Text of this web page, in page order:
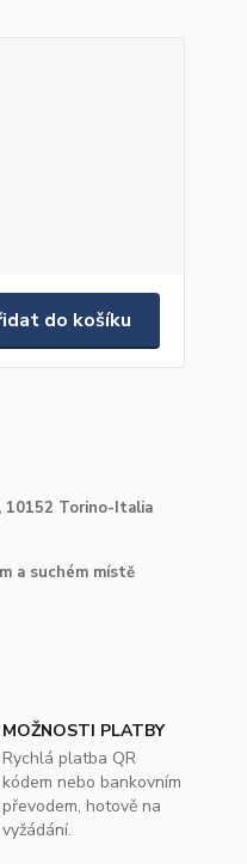
do košíku
10152 Torino-Italia
a suchém místě
MOŽNOSTI PLATBY
Rychlá platba QR
kódem nebo bankovním
převodem, hotově na
vyžádání.